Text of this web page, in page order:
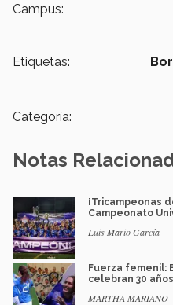
Campus:
Etiquetas:
Categoría:
Notas
¡Tricampeonas
Campeonato
Luis Mario García
Fuerza femenil:
celebran 30
MARTHA MARIANO